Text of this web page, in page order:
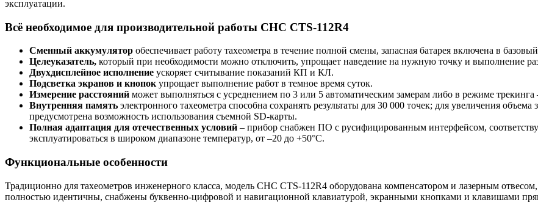
эксплуатации.
Всё необходимое для производительной работы CHC CTS-112R4
Сменный аккумулятор обеспечивает работу тахеометра в течение полной смены, запасная батарея включена в
Целеуказатель, который при необходимости можно отключить, упрощает наведение на нужную точку и выполнение
Двухдисплейное исполнение ускоряет считывание показаний КП и КЛ.
Подсветка экранов и кнопок упрощает выполнение работ в темное время суток.
Измерение расстояний может выполняться с усреднением по 3 или 5 автоматическим замерам либо в режиме трекинга
Внутренняя память электронного тахеометра способна сохранять результаты для 30 000 точек; для увеличения
предусмотрена возможность использования съемной SD-карты.
Полная адаптация для отечественных условий – прибор снабжен ПО с русифицированным интерфейсом,
эксплуатироваться в широком диапазоне температур, от –20 до +50°C.
Функциональные особенности
Традиционно для тахеометров инженерного класса, модель CHC CTS-112R4 оборудована компенсатором и лазерным
полностью идентичны, снабжены буквенно-цифровой и навигационной клавиатурой, экранными кнопками и клавишами